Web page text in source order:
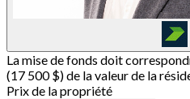
La mise de fonds doit
(17 500 $) de la valeur de la
Prix de la propriété